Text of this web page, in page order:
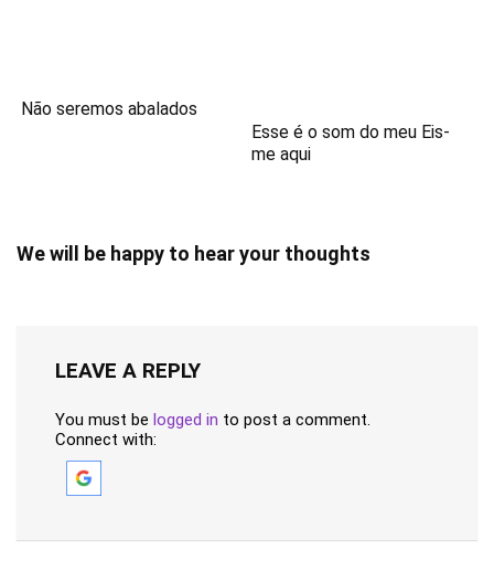
Não seremos abalados
Esse é o som do meu Eis-
me aqui
We will be happy to hear your thoughts
LEAVE A REPLY
You must be logged in to post a comment.
Connect with: